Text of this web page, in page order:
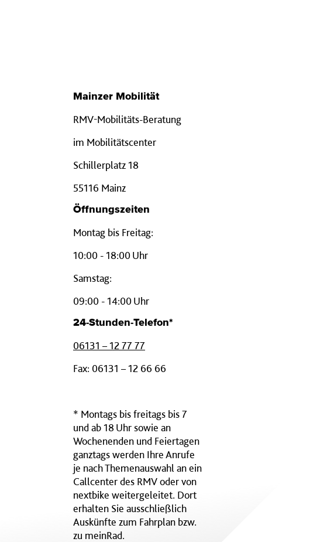
Mainzer Mobilität
RMV-Mobilitäts-Beratung
im Mobilitätscenter
Schillerplatz 18
55116 Mainz
Öffnungszeiten
Montag bis Freitag:
10:00 - 18:00 Uhr
Samstag:
09:00 - 14:00 Uhr
24-Stunden-Telefon*
06131 – 12 77 77
Fax: 06131 – 12 66 66
* Montags bis freitags bis 7
und ab 18 Uhr sowie an
Wochenenden und Feiertagen
ganztags werden Ihre Anrufe
je nach Themenauswahl an ein
Callcenter des RMV oder von
nextbike weitergeleitet. Dort
erhalten Sie ausschließlich
Auskünfte zum Fahrplan bzw.
zu meinRad.